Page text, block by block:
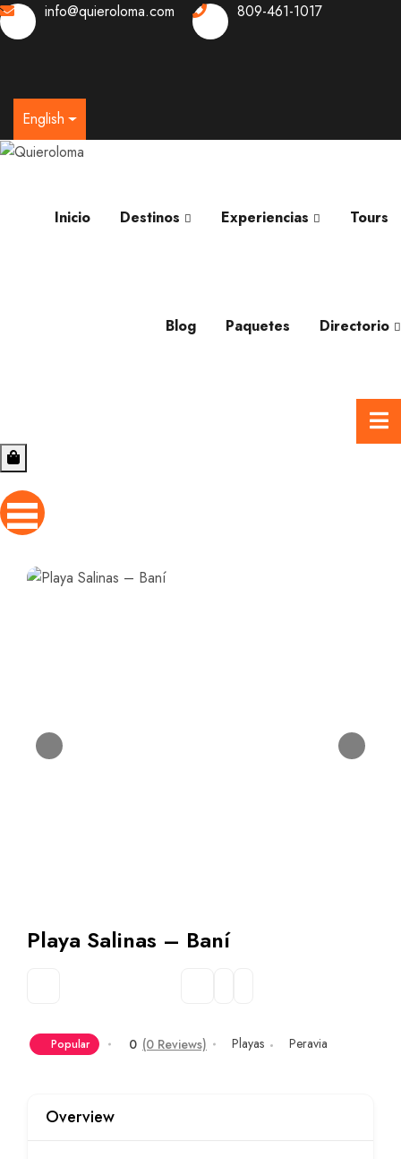
info@quieroloma.com 809-461-1017
English
Inicio Destinos Experiencias Tours
Blog Paquetes Directorio
Playa Salinas – Baní
Popular 0 (0 Reviews) Playas Peravia
Overview